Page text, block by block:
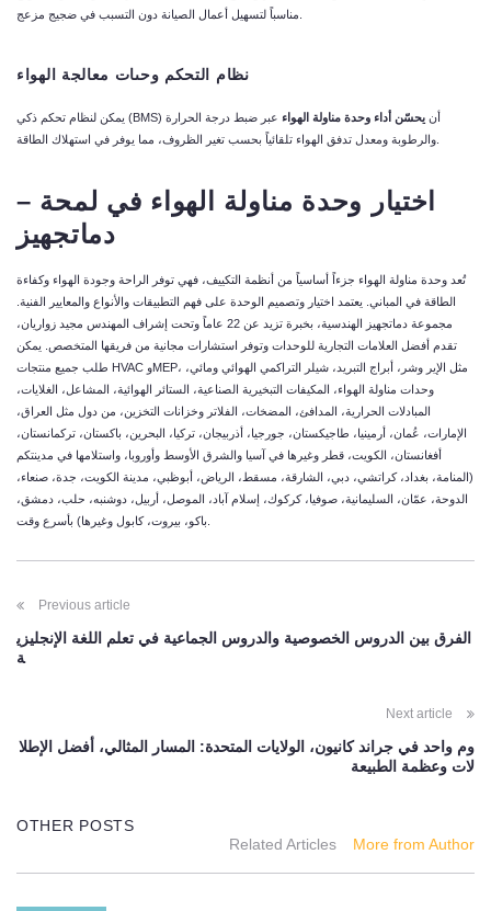
نظام التحكم وحىات معالجة الهواء
يمكن لنظام تحكم ذكي (BMS) أن يحسّن أداء وحدة مناولة الهواء عبر ضبط درجة الحرارة
اختيار وحدة مناولة الهواء في لمحة –
دماتجهيز
تُعد وحدة مناولة الهواء جزءاً أساسياً من أنظمة التكييف، فهي توفر الراحة وجودة الهواء وكفاءة
الطاقة في المباني. يعتمد اختيار وتصميم الوحدة على فهم التطبيقات والأنواع والمعايير الفنية.
مجموعة دماتجهیز الهندسية، بخبرة تزيد عن 22 عاماً وتحت إشراف المهندس مجيد زواريان،
تقدم أفضل العلامات التجارية للوحدات وتوفر استشارات مجانية من فريقها المتخصص. يمكن
طلب جميع منتجات HVAC وMEP، مثل الإير وشر، أبراج التبريد، شيلر التراكمي الهوائي ومائي،
وحدات مناولة الهواء، المكيفات التبخيرية الصناعية، الستائر الهوائية، المشاعل، الغلايات،
المبادلات الحرارية، المدافئ، المضخات، الفلاتر وخزانات التخزين، من دول مثل العراق،
الإمارات، عُمان، أرمينيا، طاجيكستان، جورجيا، أذربيجان، تركيا، البحرين، باكستان، تركمانستان،
أفغانستان، الكويت، قطر وغيرها في آسيا والشرق الأوسط وأوروبا، واستلامها في مدينتكم
(المنامة، بغداد، كراتشي، دبي، الشارقة، مسقط، الرياض، أبوظبي، مدينة الكويت، جدة، صنعاء،
الدوحة، عمّان، السليمانية، صوفيا، كركوك، إسلام آباد، الموصل، أربيل، دوشنبه، حلب، دمشق،
POST
NAVIGATION
Previous article
الفرق بين الدروس الخصوصية والدروس الجماعية في تعلم اللغة الإنجليزي
ة
Next article
وم واحد في جراند كانيون، الولايات المتحدة: المسار المثالي، أفضل الإطلا
لات وعظمة الطبيعة
OTHER POSTS
Related Articles
More from Author